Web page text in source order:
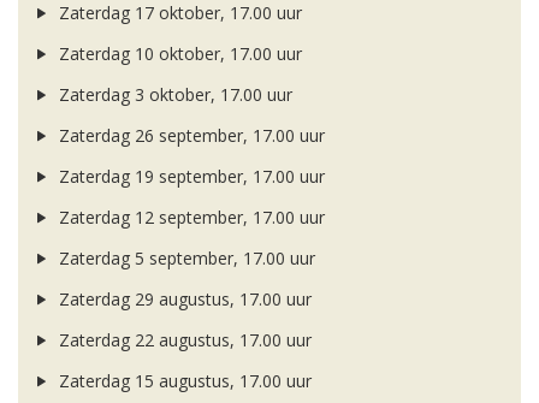
Zaterdag 17 oktober, 17.00 uur
Zaterdag 10 oktober, 17.00 uur
Zaterdag 3 oktober, 17.00 uur
Zaterdag 26 september, 17.00 uur
Zaterdag 19 september, 17.00 uur
Zaterdag 12 september, 17.00 uur
Zaterdag 5 september, 17.00 uur
Zaterdag 29 augustus, 17.00 uur
Zaterdag 22 augustus, 17.00 uur
Zaterdag 15 augustus, 17.00 uur